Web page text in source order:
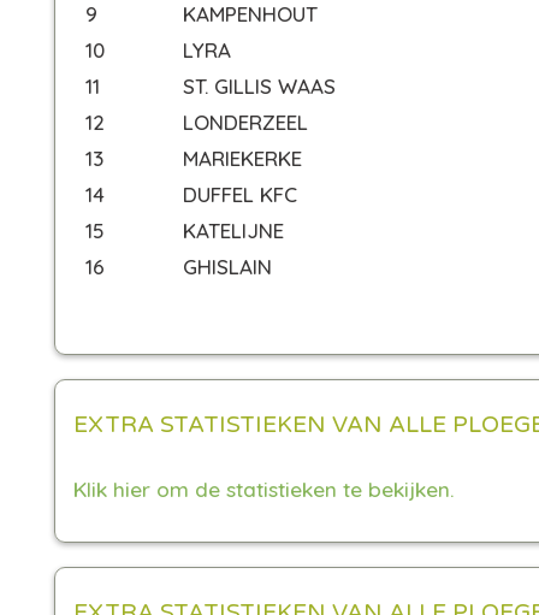
9
KAMPENHOUT
10
LYRA
11
ST. GILLIS WAAS
12
LONDERZEEL
13
MARIEKERKE
14
DUFFEL KFC
15
KATELIJNE
16
GHISLAIN
EXTRA STATISTIEKEN VAN ALLE
Klik hier om de statistieken te bekijken.